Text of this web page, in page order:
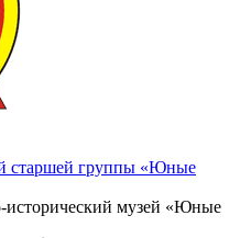
старшей группы «Юные
исторический музей «Юные